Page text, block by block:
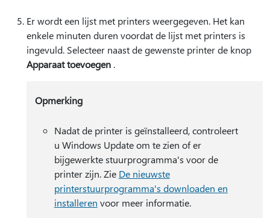
Er wordt een lijst met printers weergegeven. Het kan
enkele minuten duren voordat de lijst met printers is
ingevuld. Selecteer naast de gewenste printer de knop
Apparaat toevoegen .
Opmerking
Nadat de printer is geïnstalleerd, controleert
u Windows Update om te zien of er
bijgewerkte stuurprogramma's voor de
printer zijn. Zie De nieuwste
printerstuurprogramma's downloaden en
installeren voor meer informatie.